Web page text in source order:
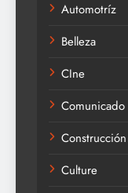
Automotríz
Belleza
CIne
Comunicado
Construcción
Culture